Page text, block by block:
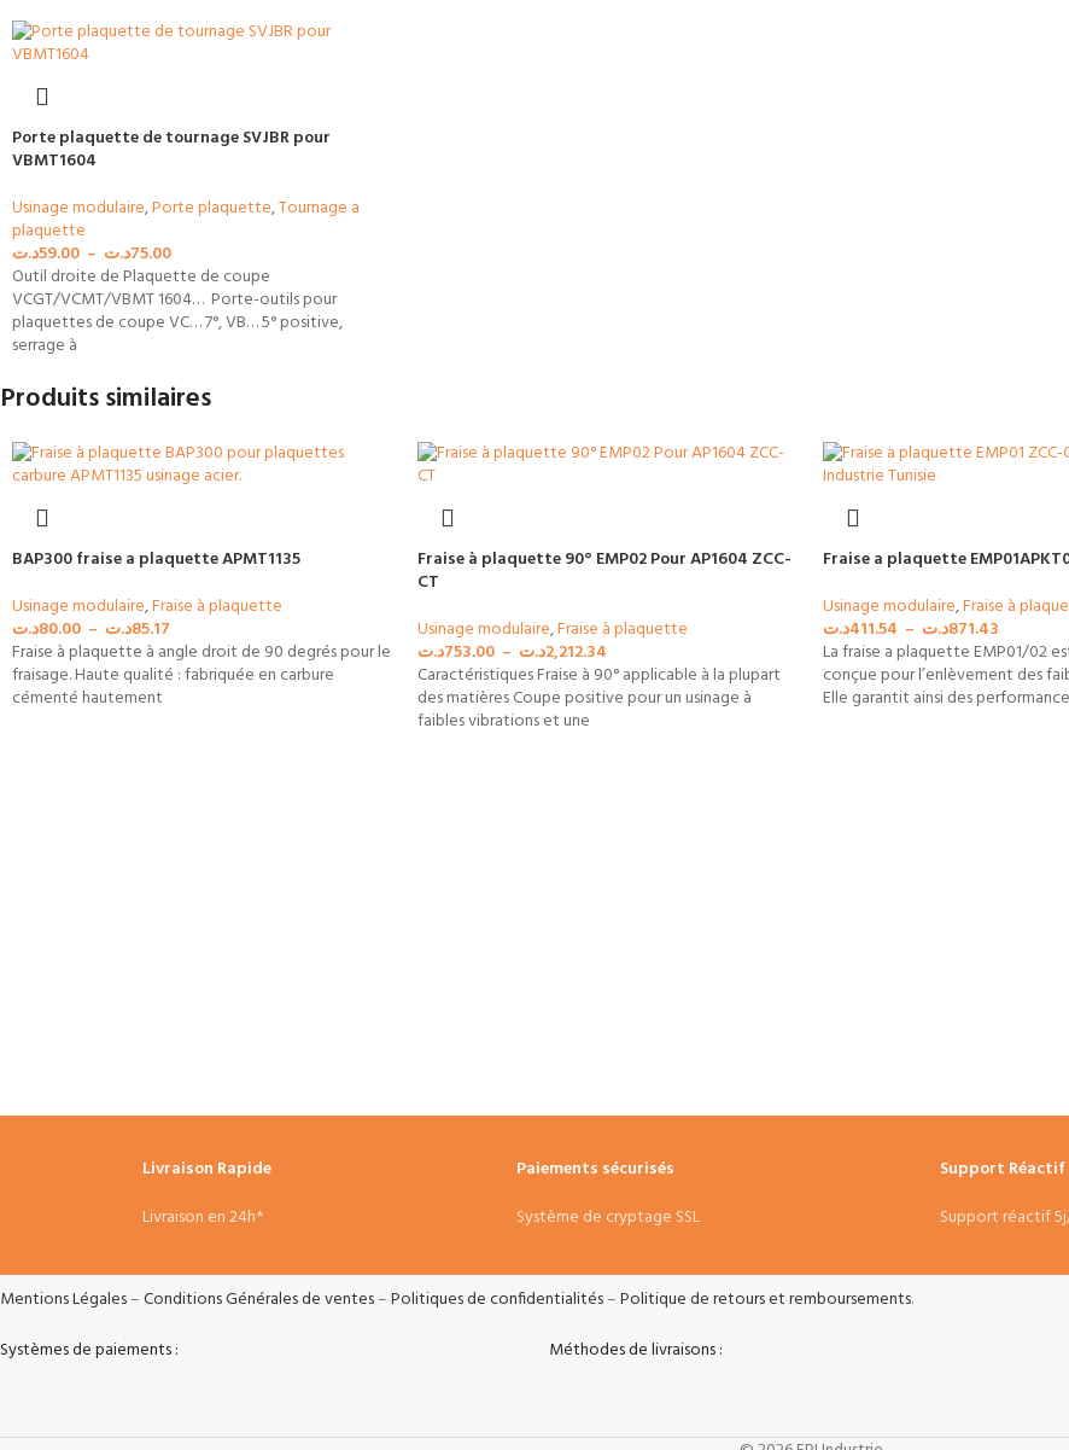
Porte plaquette de tournage SVJBR pour
VBMT1604
Usinage modulaire,Porte plaquette,Tournage a
plaquette
59.00د.ت – 75.00د.ت
Outil droite de Plaquette de coupe
VCGT/VCMT/VBMT 1604… Porte-outils pour
plaquettes de coupe VC… 7°, VB… 5° positive,
serrage à
Produits similaires
BAP300 fraise a plaquette APMT1135
Usinage modulaire,Fraise à plaquette
80.00د.ت – 85.17د.ت
Fraise à plaquette à angle droit de 90 degrés pour le
fraisage. Haute qualité : fabriquée en carbure
cémenté hautement
Fraise à plaquette 90° EMP02 Pour AP1604 ZCC-
CT
Usinage modulaire,Fraise à plaquette
753.00د.ت – 2,212.34د.ت
Caractéristiques Fraise à 90° applicable à la plupart
des matières Coupe positive pour un usinage à
faibles vibrations et une
Fraise a plaquette
Usinage modulaire,Fraise à
411.54د.ت – 871.43د.ت
La fraise a plaquette EMP01/02
conçue pour l’enlèvement des
Elle garantit ainsi des
Livraison Rapide
Livraison en 24h*
Paiements sécurisés
Système de cryptage SSL
Support Réactif
Support réactif
Mentions Légales–Conditions Générales de ventes–Politiques de confidentialités–Politique de retours et remboursements.
Systèmes de paiements :
Méthodes de livraisons :